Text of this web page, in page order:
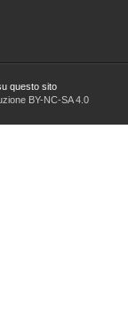
questo sito
BY-NC-SA 4.0